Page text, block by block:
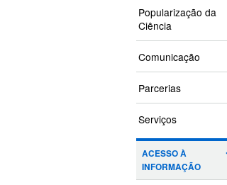
Popularização da
Ciência
Comunicação
Parcerias
Serviços
ACESSO À
INFORMAÇÃO